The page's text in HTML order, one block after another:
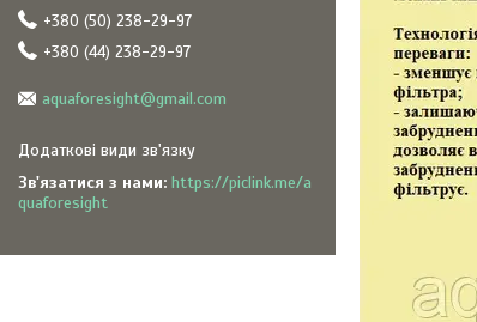
+380 (50) 238-29-97
+380 (44) 238-29-97
aquaforesight@gmail.com
Зв'язатися з нами https://piclink.me/a
quaforesight